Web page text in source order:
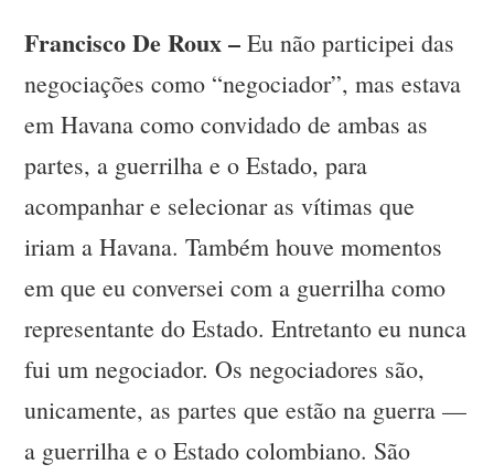
Francisco De Roux – Eu não participei das
negociações como “negociador”, mas estava
em Havana como convidado de ambas as
partes, a guerrilha e o Estado, para
acompanhar e selecionar as vítimas que
iriam a Havana. Também houve momentos
em que eu conversei com a guerrilha como
representante do Estado. Entretanto eu nunca
fui um negociador. Os negociadores são,
unicamente, as partes que estão na guerra —
a guerrilha e o Estado colombiano. São